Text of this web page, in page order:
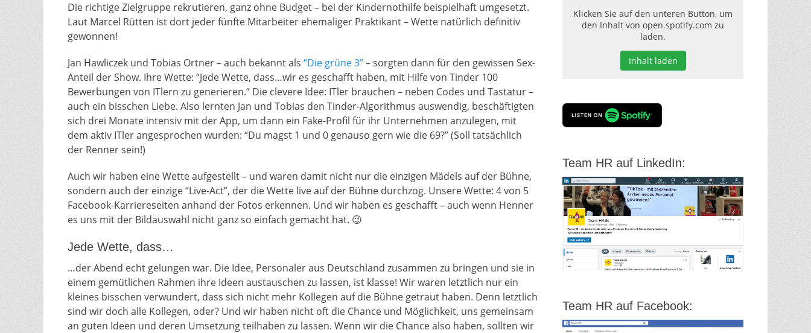
Die richtige Zielgruppe rekrutieren, ganz ohne Budget – bei der Kindernothilfe beispielhaft umgesetzt.
Laut Marcel Rütten ist dort jeder fünfte Mitarbeiter ehemaliger Praktikant – Wette natürlich definitiv
gewonnen!
Jan Hawliczek und Tobias Ortner – auch bekannt als “Die grüne 3”– sorgten dann für den gewissen Sex-
Anteil der Show. Ihre Wette: “Jede Wette, dass…wir es geschafft haben, mit Hilfe von Tinder 100
Bewerbungen von ITlern zu generieren.” Die clevere Idee: ITler brauchen – neben Codes und Tastatur –
auch ein bisschen Liebe. Also lernten Jan und Tobias den Tinder-Algorithmus auswendig, beschäftigten
sich drei Monate intensiv mit der App, um dann ein Fake-Profil für ihr Unternehmen anzulegen, mit
dem aktiv ITler angesprochen wurden: “Du magst 1 und 0 genauso gern wie die 69?” (Soll tatsächlich
der Renner sein!)
Auch wir haben eine Wette aufgestellt – und waren damit nicht nur die einzigen Mädels auf der Bühne,
sondern auch der einzige “Live-Act”, der die Wette live auf der Bühne durchzog. Unsere Wette: 4 von 5
Facebook-Karriereseiten anhand der Fotos erkennen. Und wir haben es geschafft – auch wenn Henner
es uns mit der Bildauswahl nicht ganz so einfach gemacht hat. 😉
Jede Wette, dass…
…der Abend echt gelungen war. Die Idee, Personaler aus Deutschland zusammen zu bringen und sie in
einem gemütlichen Rahmen ihre Ideen austauschen zu lassen, ist klasse! Wir waren letztlich nur ein
kleines bisschen verwundert, dass sich nicht mehr Kollegen auf die Bühne getraut haben. Denn letztlich
sind wir doch alle Kollegen, oder? Und wir haben nicht oft die Chance und Möglichkeit, uns gemeinsam
an guten Ideen und deren Umsetzung teilhaben zu lassen. Wenn wir die Chance also haben, sollten wir
Klicken Sie auf den unteren Button, um
den Inhalt von open.spotify.com zu
laden.
Inhalt laden
Team HR auf LinkedIn:
Team HR auf Facebook: